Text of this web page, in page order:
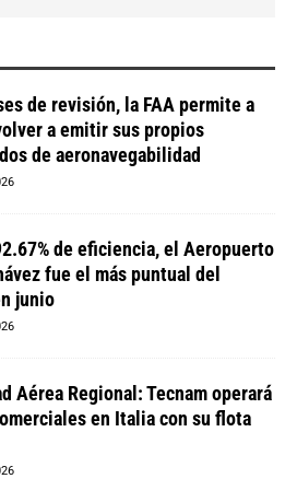
de revisión, la FAA permite a
a emitir sus propios
de aeronavegabilidad
de eficiencia, el Aeropuerto
fue el más puntual del
junio
Aérea Regional: Tecnam operará
en Italia con su flota